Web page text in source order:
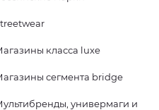
класса luxe
сегмента bridge
универмаги и